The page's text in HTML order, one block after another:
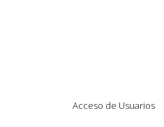
Acceso de Usuarios